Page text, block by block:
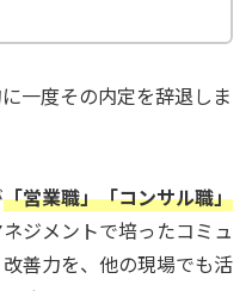
一度その内定を辞退しま
「営業職」「コンサル職」
ジメントで培ったコミュ
善力を、他の現場でも活